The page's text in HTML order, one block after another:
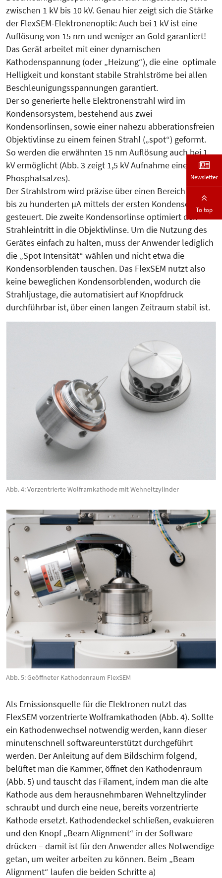
zwischen 1 kV bis 10 kV. Genau hier zeigt sich die Stärke
der FlexSEM-Elektronenoptik: Auch bei 1 kV ist eine
Auflösung von 15 nm und weniger an Gold garantiert!
Das Gerät arbeitet mit einer dynamischen
Kathodenspannung (oder „Heizung“), die eine optimale
Helligkeit und konstant stabile Strahlströme bei allen
Beschleunigungsspannungen garantiert.
Der so generierte helle Elektronenstrahl wird im
Kondensorsystem, bestehend aus zwei
Kondensorlinsen, sowie einer nahezu abberationsfreien
Objektivlinse zu einem feinen Strahl („spot“) geformt.
So werden die erwähnten 15 nm Auflösung auch bei 1
kV ermöglicht (Abb. 3 zeigt 1,5 kV Aufnahme eines
Phosphatsalzes).
Der Strahlstrom wird präzise über einen Bereich von pA
bis zu hunderten µA mittels der ersten Kondensorlinse
gesteuert. Die zweite Kondensorlinse optimiert den
Strahleintritt in die Objektivlinse. Um die Nutzung des
Gerätes einfach zu halten, muss der Anwender lediglich
die „Spot Intensität“ wählen und nicht etwa die
Kondensorblenden tauschen. Das FlexSEM nutzt also
keine beweglichen Kondensorblenden, wodurch die
Strahljustage, die automatisiert auf Knopfdruck
durchführbar ist, über einen langen Zeitraum stabil ist.
Abb. 4: Vorzentrierte Wolframkathode mit Wehneltzylinder
Abb. 5: Geöffneter Kathodenraum FlexSEM
Als Emissionsquelle für die Elektronen nutzt das
FlexSEM vorzentrierte Wolframkathoden (Abb. 4). Sollte
ein Kathodenwechsel notwendig werden, kann dieser
minutenschnell softwareunterstützt durchgeführt
werden. Der Anleitung auf dem Bildschirm folgend,
belüftet man die Kammer, öffnet den Kathodenraum
(Abb. 5) und tauscht das Filament, indem man die alte
Kathode aus dem herausnehmbaren Wehneltzylinder
schraubt und durch eine neue, bereits vorzentrierte
Kathode ersetzt. Kathodendeckel schließen, evakuieren
und den Knopf „Beam Alignment“ in der Software
drücken – damit ist für den Anwender alles Notwendige
getan, um weiter arbeiten zu können. Beim „Beam
Alignment“ laufen die beiden Schritte a)
Newsletter
To top